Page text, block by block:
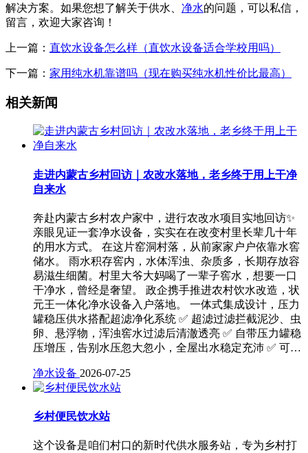
解决方案。如果您想了解关于供水、 净水的问题，可以私信，
留言，欢迎大家咨询！
上一篇： 直饮水设备怎么样（直饮水设备适合学校用吗）
下一篇： 家用纯水机靠谱吗（现在购买纯水机性价比最高）
相关新闻
走进内蒙古乡村回访｜农改水落地，老乡终于用上干净
自来水
奔赴内蒙古乡村农户家中，进行农改水项目实地回访✨
亲眼见证一套净水设备，实实在在改变村里长辈几十年
的用水方式。 在这片窑洞村落，从前家家户户依靠水窖
储水。 雨水积存窖内，水体浑浊、杂质多，长期存放容
易滋生细菌。村里大爷大妈喝了一辈子窖水，想要一口
干净水，曾经是奢望。 政企携手推进农村饮水改造，状
元王一体化净水设备入户落地。 一体式集成设计，压力
罐稳压供水搭配超滤净化系统 ✅ 超滤过滤拦截泥沙、虫
卵、悬浮物，浑浊窖水过滤后清澈透亮 ✅ 自带压力罐稳
压增压，告别水压忽大忽小，全屋出水稳定充沛 ✅ 可…
净水设备 2026-07-25
乡村便民饮水站
这个设备是咱们村口的新时代供水服务站，专为乡村打